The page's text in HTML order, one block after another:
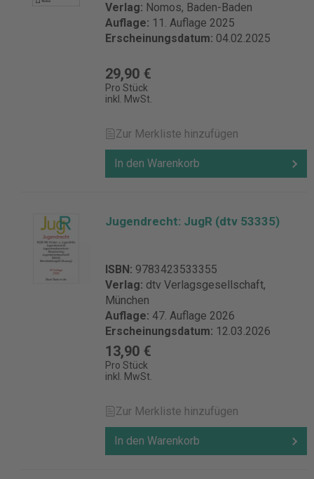
Verlag: Nomos, Baden-Baden
Auflage: 11. Auflage 2025
Erscheinungsdatum: 04.02.2025
29,90 €
Pro Stück
inkl. MwSt.
Zur Merkliste hinzufügen
In den Warenkorb
Jugendrecht: JugR (dtv 53335)
ISBN: 9783423533355
Verlag: dtv Verlagsgesellschaft,
München
Auflage: 47. Auflage 2026
Erscheinungsdatum: 12.03.2026
13,90 €
Pro Stück
inkl. MwSt.
Zur Merkliste hinzufügen
In den Warenkorb